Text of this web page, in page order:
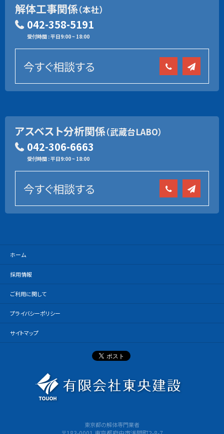
解体工事関係（本社）
042-358-5191
受付時間 : 平日9:00 ~ 18:00
今すぐ相談する
アスベスト分析関係（武蔵台LABO）
042-306-6663
受付時間 : 平日9:00 ~ 18:00
今すぐ相談する
ホーム
採用情報
ご利用に関して
プライバシーポリシー
サイトマップ
東京都の解体専門業者